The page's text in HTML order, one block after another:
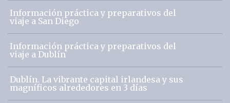
Información práctica y preparativos del
viaje a San Diego
Información práctica y preparativos del
viaje a Dublín
Dublín. La vibrante capital irlandesa y sus
magníficos alrededores en 3 días